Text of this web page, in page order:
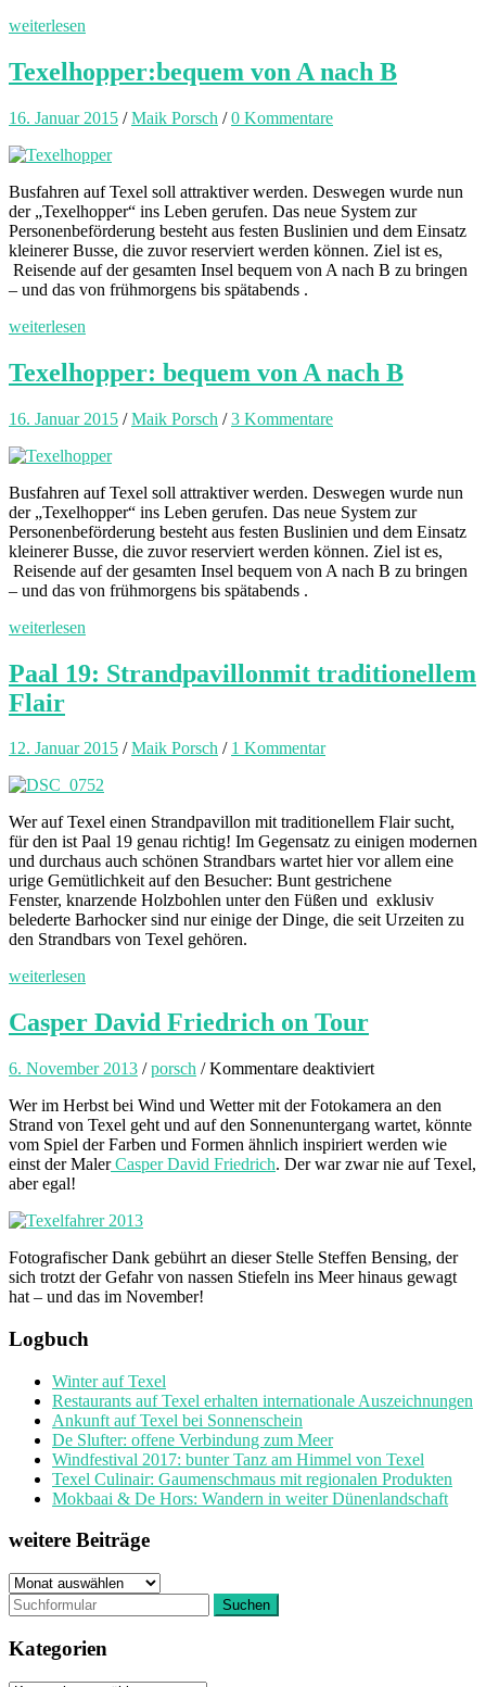
weiterlesen
Texelhopper:bequem von A nach B
16. Januar 2015 /Maik Porsch /0 Kommentare
Busfahren auf Texel soll attraktiver werden. Deswegen wurde nun
der „Texelhopper“ ins Leben gerufen. Das neue System zur
Personenbeförderung besteht aus festen Buslinien und dem Einsatz
kleinerer Busse, die zuvor reserviert werden können. Ziel ist es,
Reisende auf der gesamten Insel bequem von A nach B zu bringen
– und das von frühmorgens bis spätabends .
weiterlesen
Texelhopper: bequem von A nach B
16. Januar 2015 /Maik Porsch /3 Kommentare
Busfahren auf Texel soll attraktiver werden. Deswegen wurde nun
der „Texelhopper“ ins Leben gerufen. Das neue System zur
Personenbeförderung besteht aus festen Buslinien und dem Einsatz
kleinerer Busse, die zuvor reserviert werden können. Ziel ist es,
Reisende auf der gesamten Insel bequem von A nach B zu bringen
– und das von frühmorgens bis spätabends .
weiterlesen
Paal 19: Strandpavillonmit traditionellem
Flair
12. Januar 2015 /Maik Porsch / 1 Kommentar
Wer auf Texel einen Strandpavillon mit traditionellem Flair sucht,
für den ist Paal 19 genau richtig! Im Gegensatz zu einigen modernen
und durchaus auch schönen Strandbars wartet hier vor allem eine
urige Gemütlichkeit auf den Besucher: Bunt gestrichene
Fenster, knarzende Holzbohlen unter den Füßen und exklusiv
belederte Barhocker sind nur einige der Dinge, die seit Urzeiten zu
den Strandbars von Texel gehören.
weiterlesen
Casper David Friedrich on Tour
6. November 2013 /porsch /Kommentare deaktiviertfür
David
Friedrich
on
Tour
Wer im Herbst bei Wind und Wetter mit der Fotokamera an den
Strand von Texel geht und auf den Sonnenuntergang wartet, könnte
vom Spiel der Farben und Formen ähnlich inspiriert werden wie
einst der MalerCasper David Friedrich. Der war zwar nie auf Texel,
aber egal!
Fotografischer Dank gebührt an dieser Stelle Steffen Bensing, der
sich trotzt der Gefahr von nassen Stiefeln ins Meer hinaus gewagt
hat – und das im November!
Logbuch
Winter auf Texel
Restaurants auf Texel erhalten internationale Auszeichnungen
Ankunft auf Texel bei Sonnenschein
De Slufter: offene Verbindung zum Meer
Windfestival 2017: bunter Tanz am Himmel von Texel
Texel Culinair: Gaumenschmaus mit regionalen Produkten
Mokbaai & De Hors: Wandern in weiter Dünenlandschaft
weitere Beiträge
weitere
Beiträge
Kategorien